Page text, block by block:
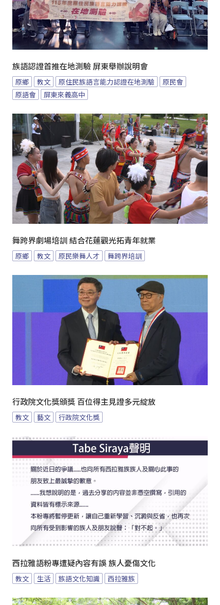
族語認證首推在地測驗 屏東舉辦說明會
原鄉 教文 原住民族語言能力認證在地測驗
原民會
原語會
屏東來義高中
舞跨界劇場培訓 結合花蓮觀光拓青年就業
原鄉 教文 原民樂舞人才 舞跨界培訓
行政院文化獎頒獎 百位得主見證多元綻放
教文 藝文 行政院文化獎
西拉雅語粉專遭疑內容有誤 族人憂傷文化
教文 生活 族語文化知識 西拉雅族